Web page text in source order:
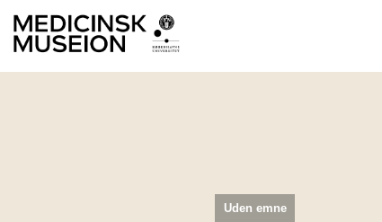
Uden emne